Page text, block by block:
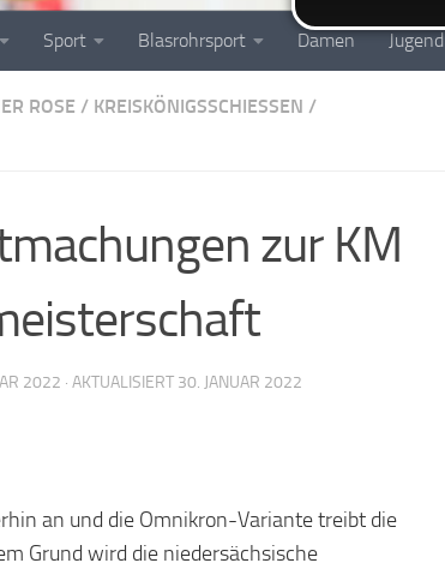
Sport Blasrohrsport Damen Jugend
ROSE / KREISKÖNIGSSCHIESSEN
/
zur KM
2022 · AKTUALISIERT 30. JANUAR 2022
an und die Omnikron-Variante treibt die
Grund wird die niedersächsische